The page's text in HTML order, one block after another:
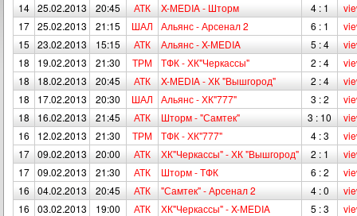
14 25.02.2013 20:45 АТК X-МEDIA - Шторм 4 : 1
17 25.02.2013 21:15 ШАЛ Альянс - Арсенал 2 6 : 1
15 23.02.2013 15:15 АТК Альянс - X-МEDIA 5 : 4
18
19.02.2013 21:30 ТРМ ТФК - ХК"Черкассы" 2 : 4
18
18.02.2013 20:45 АТК X-МEDIA - ХК "Вышгород" 2 : 4
18
17.02.2013 20:30 ШАЛ Альянс - ХК"777" 3 : 2
18
16.02.2013 21:45 АТК Шторм - "Самтек" 3 : 10
16
12.02.2013 21:30 ТРМ ТФК - ХК"777" 4 : 3
17 09.02.2013 20:00 АТК ХК"Черкассы" - ХК "Вышгород" 2 : 1
17 09.02.2013 21:30 АТК Шторм - ТФК 6 : 2
16 04.02.2013 20:45 АТК "Самтек" - Арсенал 2 4 : 0
16
03.02.2013 19:00 АТК ХК"Черкассы" - X-МEDIA 5 : 3